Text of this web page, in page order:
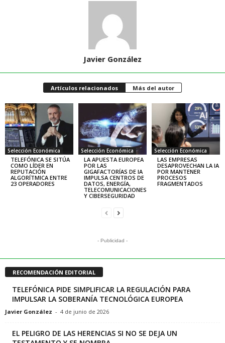
Javier González
Artículos relacionados Más del autor
Selección Económica
TELEFÓNICA SE SITÚA
COMO LÍDER EN
REPUTACIÓN
ALGORÍTMICA ENTRE
23 OPERADORES
Selección Económica
LA APUESTA EUROPEA
POR LAS
GIGAFACTORÍAS DE IA
IMPULSA CENTROS DE
DATOS, ENERGÍA,
TELECOMUNICACIONES
Y CIBERSEGURIDAD
Selección Económica
LAS EMPRESAS
DESAPROVECHAN LA IA
POR MANTENER
PROCESOS
FRAGMENTADOS
- Publicidad -
RECOMENDACIÓN EDITORIAL
TELEFÓNICA PIDE SIMPLIFICAR LA REGULACIÓN PARA
IMPULSAR LA SOBERANÍA TECNOLÓGICA EUROPEA
Javier González - 4 de junio de 2026
EL PELIGRO DE LAS HERENCIAS SI NO SE DEJA UN